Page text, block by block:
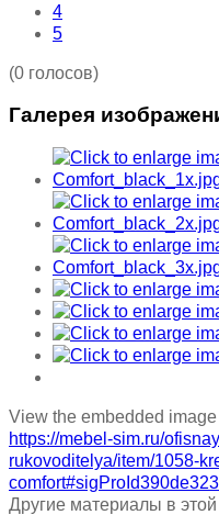
4
5
(0 голосов)
Галерея
View the embedded
https://mebel-sim.ru/
rukovoditelya/item/1058-
Другие материалы в этой